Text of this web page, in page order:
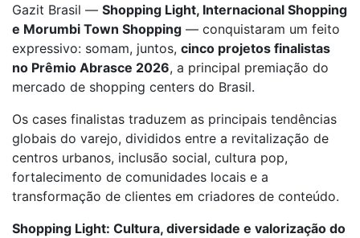
Gazit Brasil — Shopping Light, Internacional Shopping
e Morumbi Town Shopping — conquistaram um feito
expressivo: somam, juntos, cinco projetos finalistas
no Prêmio Abrasce 2026, a principal premiação do
mercado de shopping centers do Brasil.
Os cases finalistas traduzem as principais tendências
globais do varejo, divididos entre a revitalização de
centros urbanos, inclusão social, cultura pop,
fortalecimento de comunidades locais e a
transformação de clientes em criadores de conteúdo.
Shopping Light: Cultura, diversidade e valorização do